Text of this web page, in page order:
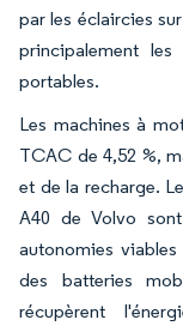
par les éclaircies
principalement les
portables.
Les machines à
TCAC de 4,52 %,
et de la recharge.
A40 de Volvo
autonomies
des batteries
récupèrent